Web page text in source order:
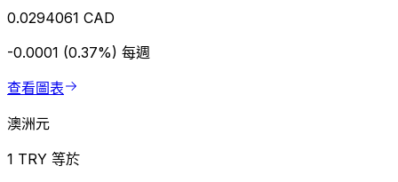
0.0294061 CAD
-0.0001 (0.37%) 每週
查看圖表
澳洲元
1 TRY 等於